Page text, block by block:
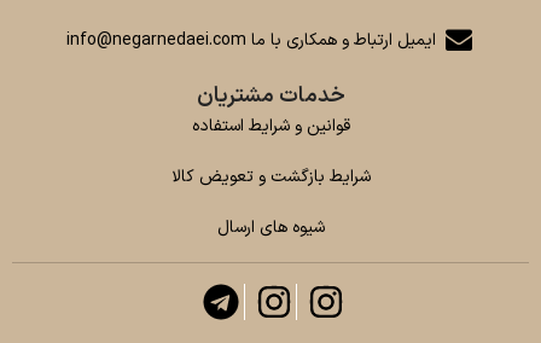
ایمیل ارتباط و همکاری با ما info@negarnedaei.com
خدمات مشتریان
قوانین و شرایط استفاده
شرایط بازگشت و تعویض کالا
شیوه های ارسال